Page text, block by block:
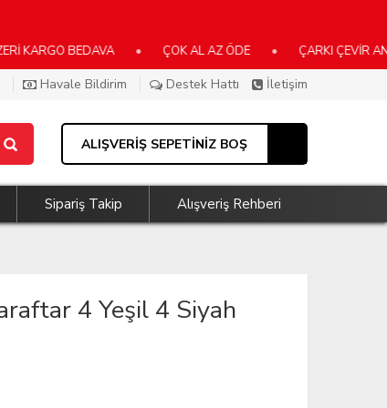
BEDAVA • ÇOK AL AZ ÖDE • ÇARKI ÇEVİR
Havale Bildirim Destek Hattı İletişim
ALIŞVERİŞ SEPETİNİZ BOŞ
Sipariş Takip Alışveriş Rehberi
4 Yeşil 4 Siyah